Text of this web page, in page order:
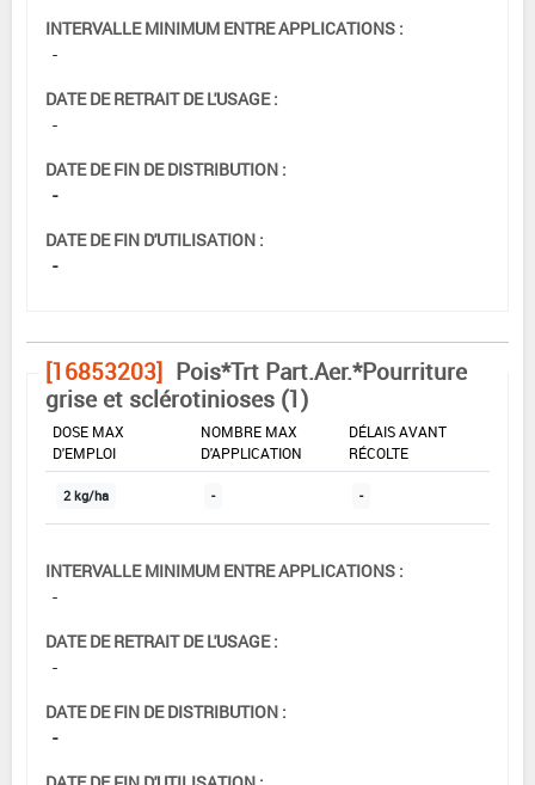
INTERVALLE MINIMUM ENTRE APPLICATIONS :
-
DATE DE RETRAIT DE L'USAGE :
-
DATE DE FIN DE DISTRIBUTION :
-
DATE DE FIN D'UTILISATION :
-
[16853203] Pois*Trt Part.Aer.*Pourriture
grise et sclérotinioses (1)
DOSE MAX
D'EMPLOI
NOMBRE MAX
D'APPLICATION
DÉLAIS AVANT
RÉCOLTE
2 kg/ha - -
INTERVALLE MINIMUM ENTRE APPLICATIONS :
-
DATE DE RETRAIT DE L'USAGE :
-
DATE DE FIN DE DISTRIBUTION :
-